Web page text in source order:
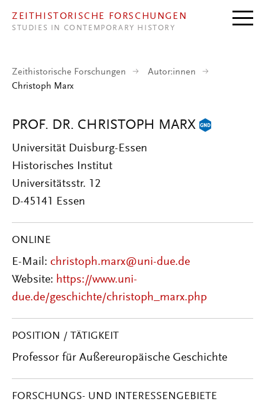
ZEITHISTORISCHE FORSCHUNGEN
STUDIES IN CONTEMPORARY HISTORY
Zeithistorische Forschungen
Autor:innen
Christoph Marx
PROF. DR. CHRISTOPH MARX
Universität Duisburg-Essen
Historisches Institut
Universitätsstr. 12
D-45141 Essen
ONLINE
E-Mail: christoph.marx@uni-due.de
Website: https://www.uni-
due.de/geschichte/christoph_marx.php
POSITION / TÄTIGKEIT
Professor für Außereuropäische Geschichte
FORSCHUNGS- UND INTERESSENGEBIETE